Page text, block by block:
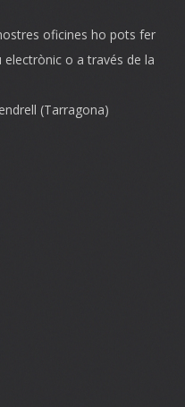
oficines ho pots fer
o a través de la
(Tarragona)